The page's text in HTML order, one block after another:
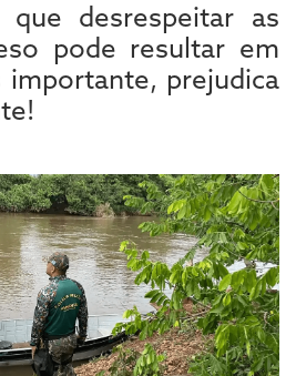
que desrespeitar as
pode resultar em
importante, prejudica